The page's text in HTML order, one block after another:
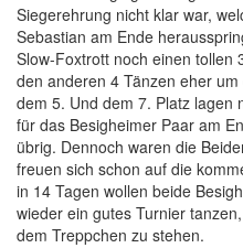
Siegerehrung nicht klar war,
Sebastian am Ende
Slow-Foxtrott noch einen tollen
den anderen 4 Tänzen eher
dem 5. Und dem 7. Platz lagen
für das Besigheimer Paar am
übrig. Dennoch waren die
freuen sich schon auf die
in 14 Tagen wollen beide
wieder ein gutes Turnier
dem Treppchen zu stehen.